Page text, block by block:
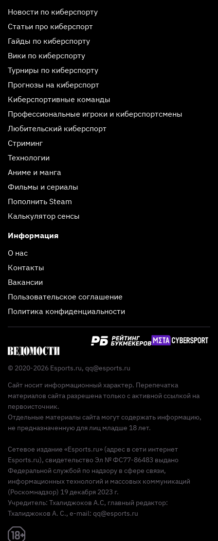
Реклама 18+
Новости по киберспорту
Статьи про киберспорт
Гайды по киберспорту
Вики по киберспорту
Турниры по киберспорту
Прогнозы на киберспорт
Киберспортивные команды
Профессиональные игроки и киберспортсмены
Любительский киберспорт
Стриминг
Технологии
Аниме и манга
Фильмы и сериалы
Пополнить Steam
Калькулятор сенсы
Информация
О нас
Контакты
Вакансии
Пользовательское соглашение
Политика конфиденциальности
© 2020-2026 Esports.ru, qq@esports.ru
Сайт носит информационный характер. Перепечатка
материалов сайта разрешена только с активной ссылкой на
первоисточник.
Отдельные материалы сайта могут содержать информацию,
не предназначенную для лиц младше 18 лет.
Сетевое издание «Esports.ru» (адрес в сети интернет
Esports.ru), свидетельство Эл № ФС77-86483 выдано
Федеральной службой по надзору в сфере связи,
информационных технологий и массовых коммуникаций
(Роскомнадзор) 19 декабря 2023 г.
Учредитель: Тхалиджоков А.С, главный редактор:
Тхалиджоков А. С., e-mail: qq@esports.ru